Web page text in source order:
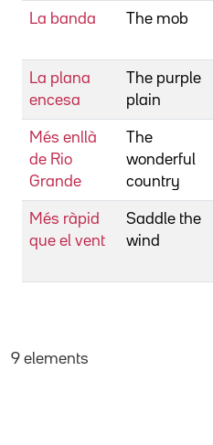
La banda The mob
La plana
encesa
The purple
plain
Més enllà
de Rio
Grande
The
wonderful
country
Més ràpid
que el vent
Saddle the
wind
9 elements